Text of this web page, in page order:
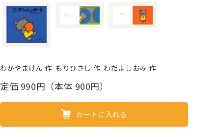
わかやまけん 作 もりひさし 作 わだよしおみ 作
定価 990円（本体 900円）
カートに入れる